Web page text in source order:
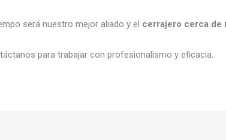
será nuestro mejor aliado y el cerrajero cerca de
para trabajar con profesionalismo y eficacia.